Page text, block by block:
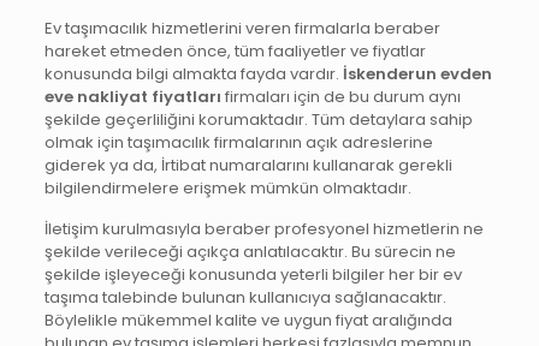
Ev taşımacılık hizmetlerini veren firmalarla beraber
hareket etmeden önce, tüm faaliyetler ve fiyatlar
konusunda bilgi almakta fayda vardır. İskenderun evden
eve nakliyat fiyatları firmaları için de bu durum aynı
şekilde geçerliliğini korumaktadır. Tüm detaylara sahip
olmak için taşımacılık firmalarının açık adreslerine
giderek ya da, İrtibat numaralarını kullanarak gerekli
bilgilendirmelere erişmek mümkün olmaktadır.
İletişim kurulmasıyla beraber profesyonel hizmetlerin ne
şekilde verileceği açıkça anlatılacaktır. Bu sürecin ne
şekilde işleyeceği konusunda yeterli bilgiler her bir ev
taşıma talebinde bulunan kullanıcıya sağlanacaktır.
Böylelikle mükemmel kalite ve uygun fiyat aralığında